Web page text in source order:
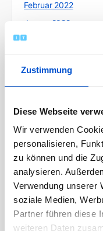
Zustimmung
Diese Webseite
Wir verwenden
personalisieren,
zu können und die
analysieren.
Verwendung unserer
soziale Medien,
Partner führen diese
weiteren Daten
Februar 2022
Januar 2022
Dezember 2021
Oktober 2021
August 2021
Juli 2021
Juni 2021
Mai 2021
April 2021
März 2021
Februar 2021